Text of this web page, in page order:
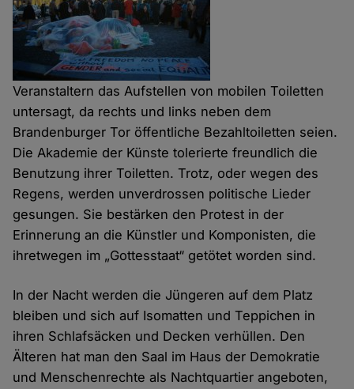
Veranstaltern das Aufstellen von mobilen Toiletten
untersagt, da rechts und links neben dem
Brandenburger Tor öffentliche Bezahltoiletten seien.
Die Akademie der Künste tolerierte freundlich die
Benutzung ihrer Toiletten. Trotz, oder wegen des
Regens, werden unverdrossen politische Lieder
gesungen. Sie bestärken den Protest in der
Erinnerung an die Künstler und Komponisten, die
ihretwegen im „Gottesstaat“ getötet worden sind.
In der Nacht werden die Jüngeren auf dem Platz
bleiben und sich auf Isomatten und Teppichen in
ihren Schlafsäcken und Decken verhüllen. Den
Älteren hat man den Saal im Haus der Demokratie
und Menschenrechte als Nachtquartier angeboten,